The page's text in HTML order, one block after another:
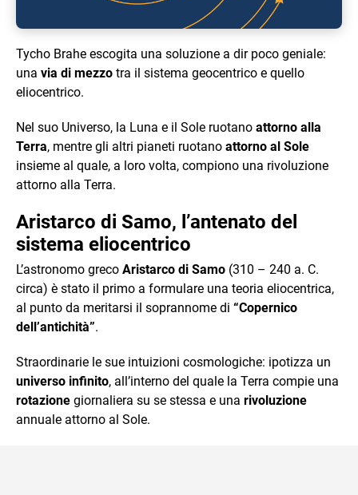
Tycho Brahe escogita una soluzione a dir poco geniale:
una via di mezzo tra il sistema geocentrico e quello
eliocentrico.
Nel suo Universo, la Luna e il Sole ruotano attorno alla
Terra, mentre gli altri pianeti ruotano attorno al Sole
insieme al quale, a loro volta, compiono una rivoluzione
attorno alla Terra.
Aristarco di Samo, l’antenato del
sistema eliocentrico
L’astronomo greco Aristarco di Samo (310 – 240 a. C.
circa) è stato il primo a formulare una teoria eliocentrica,
al punto da meritarsi il soprannome di “Copernico
dell’antichità”.
Straordinarie le sue intuizioni cosmologiche: ipotizza un
universo infinito, all’interno del quale la Terra compie una
rotazione giornaliera su se stessa e una rivoluzione
annuale attorno al Sole.